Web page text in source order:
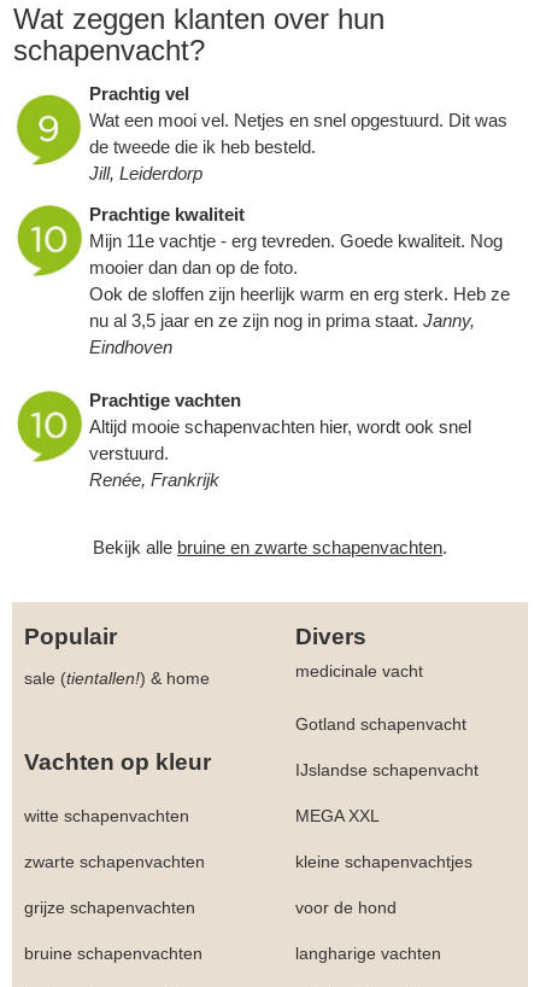
Wat zeggen klanten over hun
schapenvacht?
Prachtig vel
Wat een mooi vel. Netjes en snel opgestuurd. Dit was
de tweede die ik heb besteld.
Jill, Leiderdorp
Prachtige kwaliteit
Mijn 11e vachtje - erg tevreden. Goede kwaliteit. Nog
mooier dan dan op de foto.
Ook de sloffen zijn heerlijk warm en erg sterk. Heb ze
nu al 3,5 jaar en ze zijn nog in prima staat. Janny,
Eindhoven
Prachtige vachten
Altijd mooie schapenvachten hier, wordt ook snel
verstuurd.
Renée, Frankrijk
Bekijk alle bruine en zwarte schapenvachten.
Populair Divers
sale (tientallen!) & home medicinale vacht
Gotland schapenvacht
Vachten op kleur IJslandse schapenvacht
witte schapenvachten MEGA XXL
zwarte schapenvachten kleine schapenvachtjes
grijze schapenvachten voor de hond
bruine schapenvachten langharige vachten